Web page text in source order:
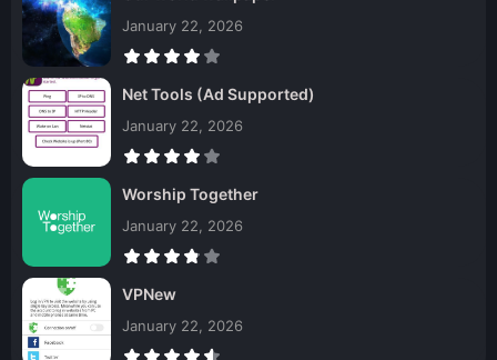
January 22, 2026
Net Tools (Ad Supported)
January 22, 2026
Worship Together
January 22, 2026
VPNew
January 22, 2026